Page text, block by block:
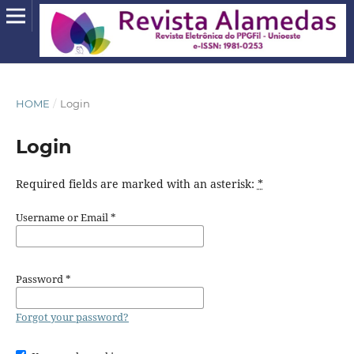
HOME / Login
Login
Required fields are marked with an asterisk: *
Username or Email*
Password*
Forgot your password?